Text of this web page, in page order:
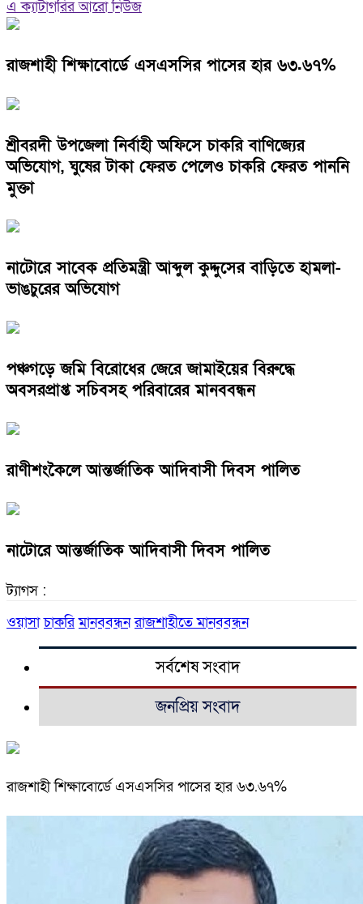
এ ক্যাটাগরির আরো নিউজ
রাজশাহী শিক্ষাবোর্ডে এসএসসির পাসের হার ৬৩.৬৭%
শ্রীবরদী উপজেলা নির্বাহী অফিসে চাকরি বাণিজ্যের
অভিযোগ, ঘুষের টাকা ফেরত পেলেও চাকরি ফেরত পাননি
মুক্তা
নাটোরে সাবেক প্রতিমন্ত্রী আব্দুল কুদ্দুসের বাড়িতে হামলা-
ভাঙচুরের অভিযোগ
পঞ্চগড়ে জমি বিরোধের জেরে জামাইয়ের বিরুদ্ধে
অবসরপ্রাপ্ত সচিবসহ পরিবারের মানববন্ধন
রাণীশংকৈলে আন্তর্জাতিক আদিবাসী দিবস পালিত
নাটোরে আন্তর্জাতিক আদিবাসী দিবস পালিত
ট্যাগস :
ওয়াসা চাকরি মানববন্ধন রাজশাহীতে মানববন্ধন
সর্বশেষ সংবাদ
জনপ্রিয় সংবাদ
রাজশাহী শিক্ষাবোর্ডে এসএসসির পাসের হার ৬৩.৬৭%